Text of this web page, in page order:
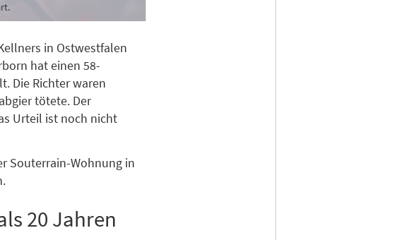
in Ostwestfalen
hat einen 58-
Die Richter waren
tötete. Der
Urteil ist noch nicht
Souterrain-Wohnung in
20 Jahren